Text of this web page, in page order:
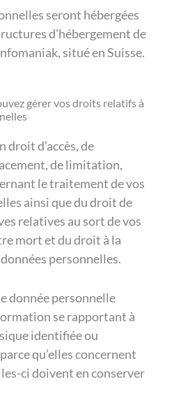
seront hébergées
d’hébergement de
situé en Suisse.
gérer vos droits relatifs à
droit d’accès, de
de limitation,
le traitement de vos
ainsi que du droit de
relatives au sort de vos
mort et du droit à la
personnelles.
donnée personnelle
se rapportant à
identifiée ou
qu’elles concernent
ci doivent en conserver